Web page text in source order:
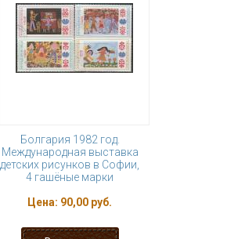
Болгария 1982 год.
Международная выставка
детских рисунков в Софии,
4 гашёные марки
Цена: 90,00 руб.